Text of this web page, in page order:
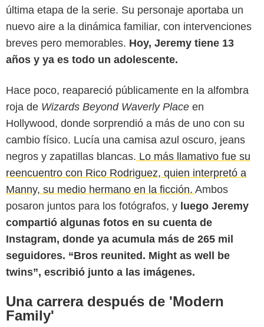
última etapa de la serie. Su personaje aportaba un
nuevo aire a la dinámica familiar, con intervenciones
breves pero memorables. Hoy, Jeremy tiene 13
años y ya es todo un adolescente.
Hace poco, reapareció públicamente en la alfombra
roja de Wizards Beyond Waverly Place en
Hollywood, donde sorprendió a más de uno con su
cambio físico. Lucía una camisa azul oscuro, jeans
negros y zapatillas blancas. Lo más llamativo fue su
reencuentro con Rico Rodriguez, quien interpretó a
Manny, su medio hermano en la ficción. Ambos
posaron juntos para los fotógrafos, y luego Jeremy
compartió algunas fotos en su cuenta de
Instagram, donde ya acumula más de 265 mil
seguidores. “Bros reunited. Might as well be
twins”, escribió junto a las imágenes.
Una carrera después de 'Modern
Family'
Daily Mail